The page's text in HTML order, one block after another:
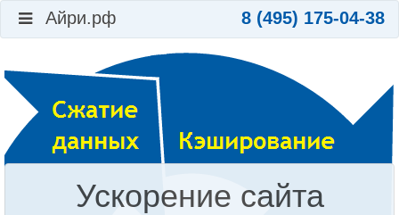
Айри.рф 8 (495) 175-04-38
Ускорение сайта